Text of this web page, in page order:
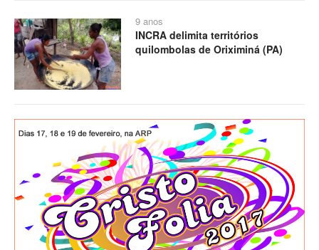
9 anos
INCRA delimita territórios
quilombolas de Oriximiná (PA)